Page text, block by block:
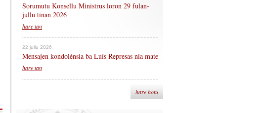
Sorumutu Konsellu Ministrus loron 29 fulan-
jullu tinan 2026
hare tan
22 jullu 2026
Mensajen kondolénsia ba Luís Represas nia mate
hare tan
hare hotu